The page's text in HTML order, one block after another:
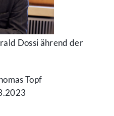
Dossi ährend der
Topf